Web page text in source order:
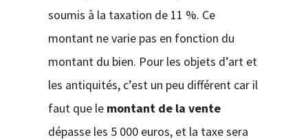
soumis à la taxation de 11 %. Ce
montant ne varie pas en fonction du
montant du bien. Pour les objets d’art et
les antiquités, c’est un peu différent car il
faut que le montant de la vente
dépasse les 5 000 euros, et la taxe sera